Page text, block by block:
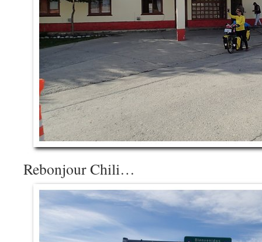
Rebonjour Chili…